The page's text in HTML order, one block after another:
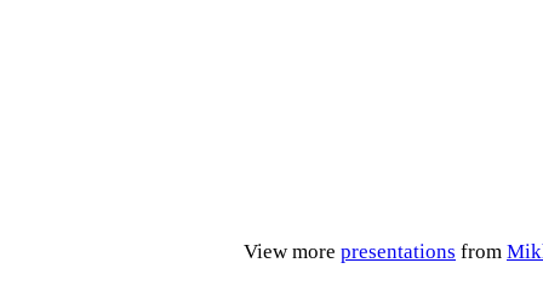
View more presentations from